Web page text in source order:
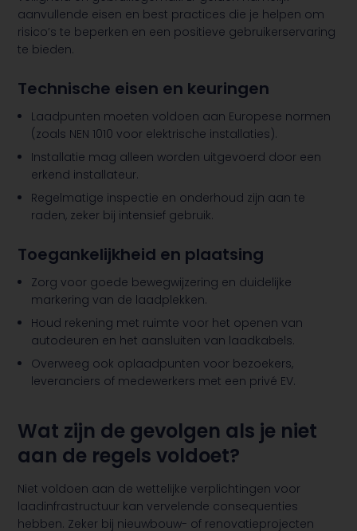
aanvullende eisen en best practices die je helpen om
risico’s te beperken en een positieve gebruikerservaring
te bieden.
Technische eisen en keuringen
Laadpunten moeten voldoen aan Europese normen
(zoals NEN 1010 voor elektrische installaties).
Installatie mag alleen worden uitgevoerd door een
erkend installateur.
Regelmatige inspectie en onderhoud zijn aan te
raden, zeker bij intensief gebruik.
Toegankelijkheid en plaatsing
Zorg voor goede bewegwijzering en duidelijke
markering van de laadplekken.
Houd rekening met ruimte voor het openen van
autodeuren en het aansluiten van laadkabels.
Overweeg ook oplaadpunten voor bezoekers,
leveranciers of medewerkers met een privé EV.
Wat zijn de gevolgen als je niet
aan de regels voldoet?
Niet voldoen aan de wettelijke verplichtingen voor
laadinfrastructuur kan vervelende consequenties
hebben. Zeker bij nieuwbouw- of renovatieprojecten